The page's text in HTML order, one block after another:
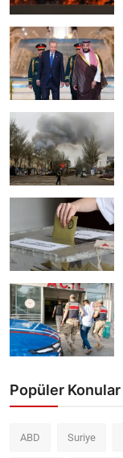
Popüler Konular
ABD Suriye